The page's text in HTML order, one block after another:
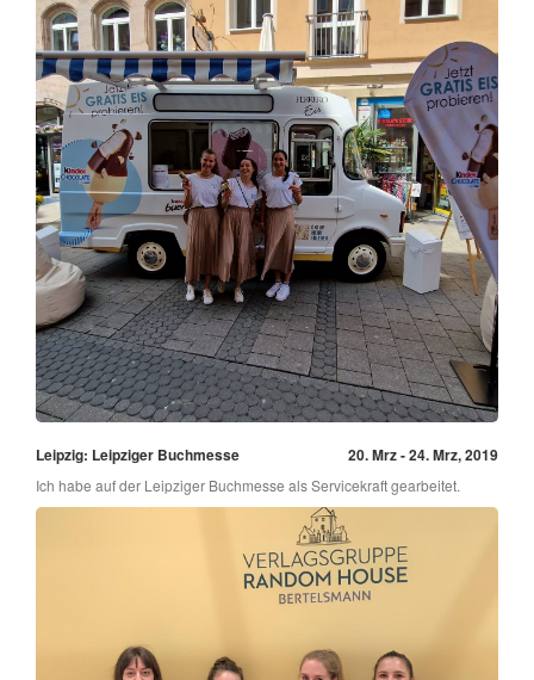
Leipzig: Leipziger Buchmesse 20. Mrz - 24. Mrz, 2019
Ich habe auf der Leipziger Buchmesse als Servicekraft gearbeitet.